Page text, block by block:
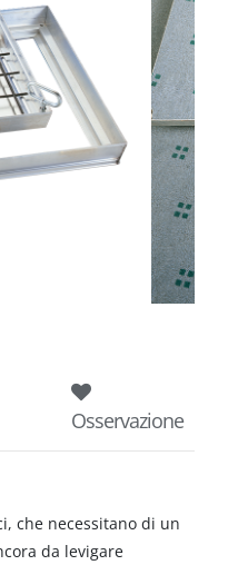
Osservazione
che necessitano di un
da levigare